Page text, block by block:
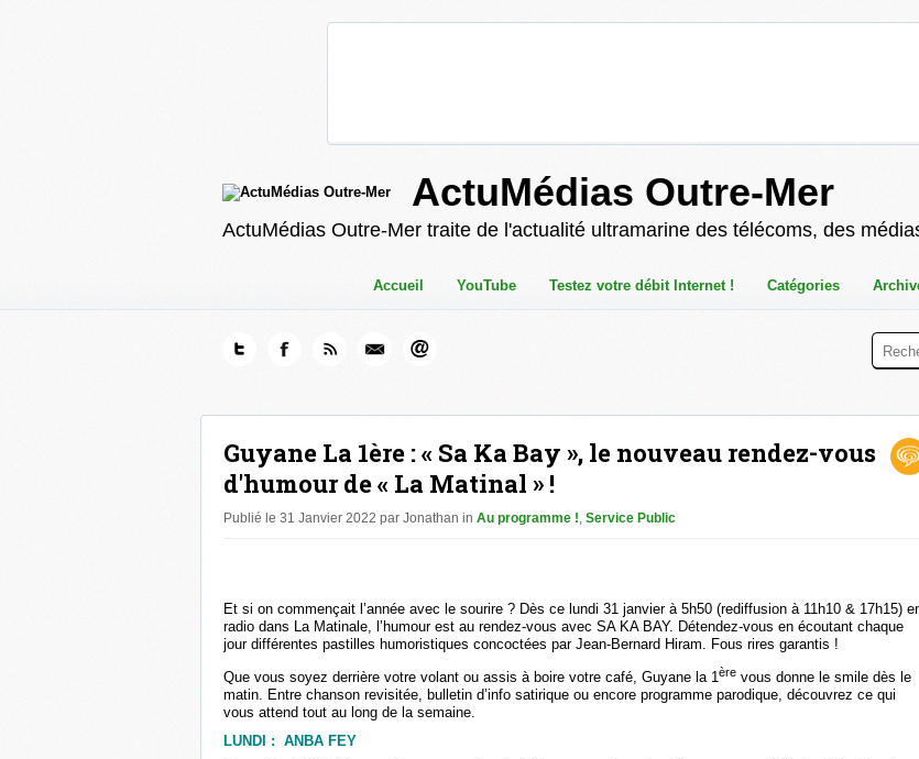
ActuMédias Outre-Mer
ActuMédias Outre-Mer traite de l'actualité ultramarine des télécoms, des
Accueil YouTube Testez votre débit Internet ! Catégories
Guyane La 1ère : « Sa Ka Bay », le nouveau rendez-vous
d'humour de « La Matinal » !
Publié le 31 Janvier 2022 par Jonathan in Au programme !, Service Public
Et si on commençait l’année avec le sourire ? Dès ce lundi 31 janvier à 5h50 (rediffusion à 11h10 & 17h15)
radio dans La Matinale, l’humour est au rendez-vous avec SA KA BAY. Détendez-vous en écoutant chaque
jour différentes pastilles humoristiques concoctées par Jean-Bernard Hiram. Fous rires garantis !
Que vous soyez derrière votre volant ou assis à boire votre café, Guyane la 1ère vous donne le smile dès le
matin. Entre chanson revisitée, bulletin d’info satirique ou encore programme parodique, découvrez ce qui
vous attend tout au long de la semaine.
LUNDI : ANBA FEY